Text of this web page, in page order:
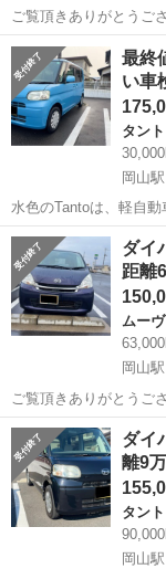
ご覧頂きありがとうござ
カー： ダイハツ
岡山 倉敷市 岡
最終
い車
タント
岡山駅
水色のTantoは、軽自
す。 - モデル: Tanto - 色: 水色 - 車両タイプ: 軽自動車 - ドア数: 5ドア
- 座席数
岡山 倉敷市 岡
ダイ
距離
ムーヴ
岡山駅
ご覧頂きありがとうございます メーカー： ダ
ーブ グレード： X 排気量：660cc 車体色:
岡山 岡山市 岡
ダイ
離9
タント
岡山駅